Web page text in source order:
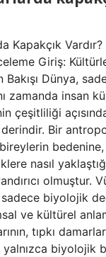
Kapakçık
Giriş:
Dünya,
zamanda insan
çeşitliliği
Bir
nasıl
olmuştur.
sadece biyolojik
ve kültürel
tıpkı
yalnızca biyolojik